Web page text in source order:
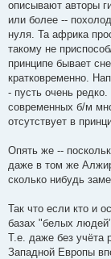
описывают авторы
или более --
нуля. Та африка
такому не
принципе бывает
кратковременно.
- пусть очень
современных б/м
отсутствует в
Опять же --
даже в том же
сколько нибудь
Так что если кто и
базах "белых
Т.е. даже без учёта
Западной Европы